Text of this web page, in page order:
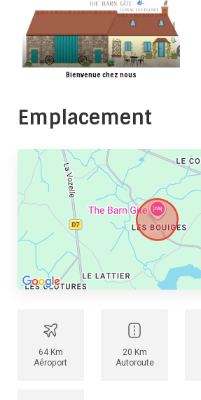
Bienvenue chez nous
Aperçu
Faire
Tarifs
Calendrier
Avis
Contact
Choses à faire
Emplacement
64 Km
Aéroport
20 Km
Autoroute